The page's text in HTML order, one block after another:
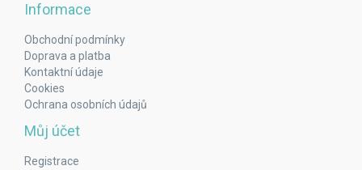
Informace
Obchodní podmínky
Doprava a platba
Kontaktní údaje
Cookies
Ochrana osobních údajů
Můj účet
Registrace